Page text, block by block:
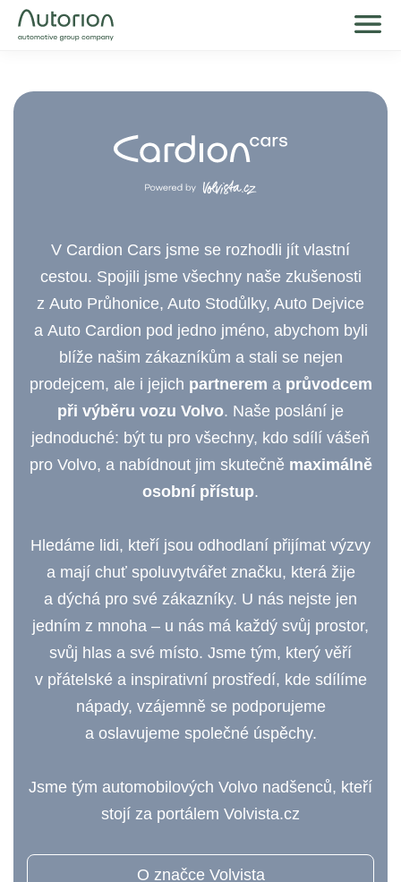
V Cardion Cars jsme se rozhodli jít vlastní
cestou. Spojili jsme všechny naše zkušenosti
z Auto Průhonice, Auto Stodůlky, Auto Dejvice
a Auto Cardion pod jedno jméno, abychom byli
blíže našim zákazníkům a stali se nejen
prodejcem, ale i jejich partnerem a průvodcem
při výběru vozu Volvo. Naše poslání je
jednoduché: být tu pro všechny, kdo sdílí vášeň
pro Volvo, a nabídnout jim skutečně maximálně
osobní přístup.
Hledáme lidi, kteří jsou odhodlaní přijímat výzvy
a mají chuť spoluvytvářet značku, která žije
a dýchá pro své zákazníky. U nás nejste jen
jedním z mnoha – u nás má každý svůj prostor,
svůj hlas a své místo. Jsme tým, který věří
v přátelské a inspirativní prostředí, kde sdílíme
nápady, vzájemně se podporujeme
a oslavujeme společné úspěchy.
Jsme tým automobilových Volvo nadšenců, kteří
stojí za portálem Volvista.cz
O značce Volvista